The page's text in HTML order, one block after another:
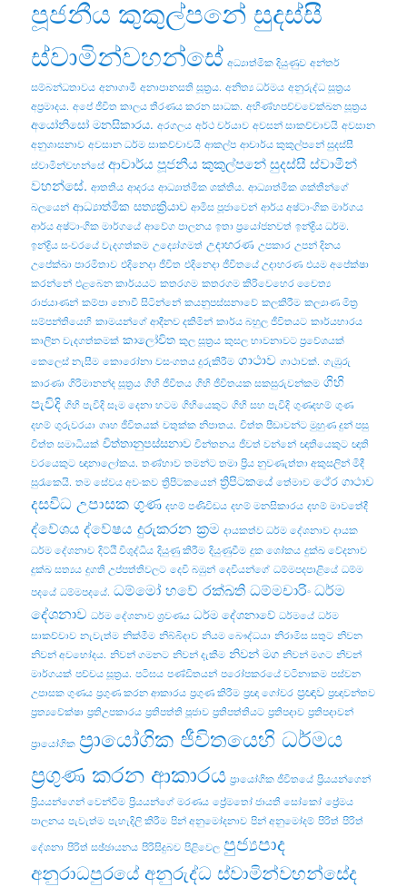
පූජනීය කුකුල්පනේ සුදස්සී
ස්වාමින්වහන්සේ අධ්‍යාත්මික දියුණුව අන්තර්
සම්බන්ධතාවය අනාගාමී අනාපානසති සූත්‍රය. අනිත්‍ය ධර්මය අනුරුද්ධ සූත්‍රය
අප්‍රමාදය. අපේ ජීවිත කාලය තීරණය කරන සාධක. අභිණ්හපච්චවෙක්ඛන සූත්‍රය
අයෝනිසෝ මනසිකාරය. අරගලය අර්ථ චර්යාව අවසන් සාකච්චාවයි අවසාන
අනුශාසනාව අවසාන ධර්ම සාකච්චාවයි ආකල්ප ආචාර්ය කුකුල්පනේ සුදස්සී
ස්වාමින්වහන්සේ ආචාර්ය පූජනීය කුකුල්පනේ සුදස්සී ස්වාමීන්
වහන්සේ. ආතතිය ආදරය ආධ්‍යාත්මික ශක්තිය. ආධ්‍යාත්මික ශක්තීන්ගේ
බලයෙන් ආධ්‍යාත්මික සත්‍යක්‍රියාව ආමිස පූජාවෙන් ආර්ය අෂ්ටාංගික මාර්ගය
ආර්ය අෂ්ටාංගික මාර්ගයේ ආවේග පාලනය ඉතා ප්‍රයෝජනවත් ඉන්ද්‍රිය ධර්ම.
ඉන්ද්‍රිය සංවරයේ වැදගත්කම උද්‍යෝගමත් උදාහරණ උපකාර උපන් දිනය
උපේක්ඛා පාරමිතාව එදිනෙදා ජීවිත එදිනෙදා ජීවිතයේ උදාහරණ එයම අපේක්ෂා
කරන්නේ එළබෙන කාර්යයට කතරගම කතරගම කිරිවෙහෙර චෛත්‍ය
රාජයාණන් කම්පා නොවී සිටින්නේ කයනුපස්සනාවේ කලකිරීම කල්‍යාණ මිත්‍ර
සම්පන්තියෙහි කාමයන්ගේ ආදීනව දකිමින් කාර්ය බහුල ජීවිතයට කාර්යභාරය
කාලීන වැදගත්කමක් කාලෝචිත කුල සූත්‍රය කුසල භාවනාවට ප්‍රවේශයක්
කෙලෙස් නැසීම කොරෝනා වසංගතය දුරුකිරීම ගාථාව ගාථාවක්. ගැඹුරු
කාරණා ගිරිමානන්ද සූත්‍රය ගිහි ජීවිතය ගිහි ජීවිතයක සකසුරුවන්කම ගිහි
පැවිදි ගිහි පැවිදි සෑම දෙනා හටම ගිහියෙකුට ගිහි සහ පැවිදි ගුණදහම් ගුණ
දහම් ගුරුවරයා ගෘහ ජීවිතයක් චතුක්ක නිපාතය. චිත්ත පීඩාවන්ට මුහුණ දුන් පසු
චිත්ත සමාධියක් චිත්තානුපස්සනාව චින්තනය ජීවත් වන්නේ ඥාතියෙකුට ඥාති
වරයෙකුට ඥානාලෝකය. තණ්හාව තමන්ට තමා ප්‍රිය නුවණැත්තා අකුසලින් මිදී
සුරැකෙයි. තම සේවය අවංකව ත්‍රිපිටකයෙන් ත්‍රිපිටකයේ තේමාව ථේර ගාථාව
දසවිධ උපාසක ගුණ දහම් පණිවිඩය දහම් මනසිකාරය දහම් මාවතේදී
ද්වේශය ද්වේෂය දුරුකරන ක්‍රම දායකත්ව ධර්ම දේශනාව දායක
ධර්ම දේශනාව දිට්ඨි විශුද්ධිය දියුණු කිරීම දියුණුවීම දුක ශෝකය දුක්ඛ වේදනාව
දුක්ඛ සත්‍යය දුගති උප්පත්තිවලට දෙවි බඹුන් දෙවියන්ගේ ධම්මපදපාළියේ ධම්ම
පදයේ ධම්මපදයේ. ධම්මෝ හවේ රක්ඛති ධම්මචාරිංධර්ම
දේශනාව ධර්ම දේශනාව ශ්‍රවණය ධර්ම දේශනාවේ ධර්මයේ ධර්ම
සාකච්චාව නැවැත්ම නික්මීම නිබ්බිදාව නියම බෞද්ධයා නිරාමිස සතුට නිවන
නිවන් අවභෝදය. නිවන් ගමනට නිවන් දැකීම නිවන් මග නිවන් මගට නිවන්
මාර්ගයක් පච්‌චය සූත්‍රය. පටිඝය පණ්ඩිතයන් පරෝපකරයේ වටිනාකම පස්වන
උපාසක ගුණය ප්‍රගුණ කරන ආකාරය ප්‍රගුණ කිරීම ප්‍රඥා ගෝචර ප්‍රඥාව ප්‍රඥාවන්තව
ප්‍රත්‍යවේක්ෂා ප්‍රතිඋපකාරය ප්‍රතිපත්ති පූජාව ප්‍රතිපත්තියට ප්‍රතිපදාව ප්‍රතිපදාවන්
ප්‍රායෝගික ප්‍රායෝගික ජීවිතයෙහි ධර්මය
ප්‍රගුණ කරන ආකාරය ප්‍රායෝගික ජීවිතයේ ප්‍රියයන්ගෙන්
ප්‍රියයන්ගෙන් වෙන්වීම ප්‍රියයන්ගේ මරණය ප්‍රේමතෝ ජායතී සෝකෝ ප්‍රේමය
පාලනය පැවැත්ම පැහැදිලි කිරීම පින් අනුමෝදනාව පින් අනුමෝදම් පිරිත් පිරිත්
දේශනා පිරිත් සඡ්ඡායනය පිරිසිදුබව පිළිවෙල පුජ්‍යපාද
අනුරාධපුරයේ අනුරුද්ධ ස්වාමින්වහන්සේද